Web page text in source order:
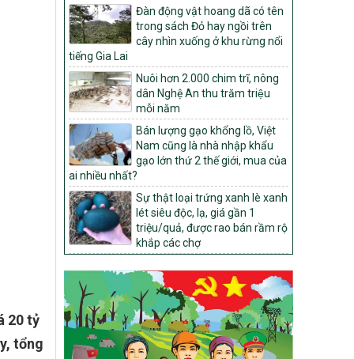
20 tỷ
tổng
phân bổ ngân sách trung ương và tỉ lệ
vốn đối ứng ngân sách của địa phương
thực hiện Chương trình mục tiêu quốc gia
xây dựng nông thôn mới, giảm nghèo
bền vững và phát triển kinh tế – xã hội
vùng đồng bào dân tộc thiểu số và miền
núi giai đoạn 2026 – 2030
1451/QĐ-UBND
Phê duyệt danh sách các xã thuộc nhóm
1, nhóm 2, nhóm 3 trong xây dựng nông
thôn mới giai đoạn 2026-2030 trên địa
bàn tỉnh Nghệ An
103/PTNT-NTM
Về việc đăng ký thực hiện Dự án liên kết
theo chuỗi giá trị thuộc Dự án 2 –
Chương trình Mục tiêu quốc gia Giảm
được kéo dài sang năm 2026
827/QĐ-BNNMT
Quyết định Ban hành Kế hoạch triển khai
thực hiện Chương trình mục tiêu quốc gia
xây dựng nông thôn mới, giảm nghèo
Đàn động vật hoang dã có tên
trong sách Đỏ hay ngồi trên
cây nhìn xuống ở khu rừng nổi
tiếng Gia Lai
Nuôi hơn 2.000 chim trĩ, nông
dân Nghệ An thu trăm triệu
mỗi năm
Bán lượng gạo khổng lồ, Việt
Nam cũng là nhà nhập khẩu
gạo lớn thứ 2 thế giới, mua của
ai nhiều nhất?
Sự thật loại trứng xanh lè xanh
lét siêu độc, lạ, giá gần 1
triệu/quả, được rao bán rầm rộ
khắp các chợ